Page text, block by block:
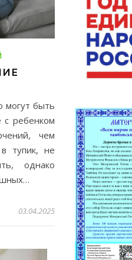
могут быть
с ребенком
чем
тупик, не
однако
03.04.2025